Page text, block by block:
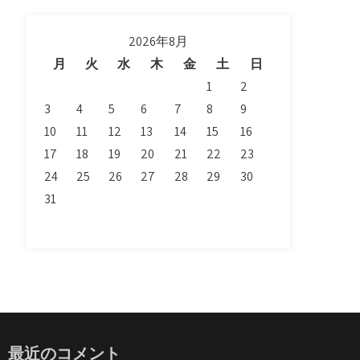
2026年8月
月
火 水 木 金 土
日
1
2
3
4 5 6 7 8
9
10
11 12 13 14 15
16
17
18 19 20 21 22
23
24
25 26 27 28 29
30
31
最近のコメント